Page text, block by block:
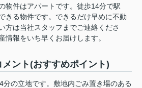
物件はアパートです。徒歩14分で駅
きる物件です。できるだけ早めに不動
方は当社スタッフまでご連絡くださ
情報をいち早くお届けします。
ント(おすすめポイント)
分の立地です。敷地内ごみ置き場のある